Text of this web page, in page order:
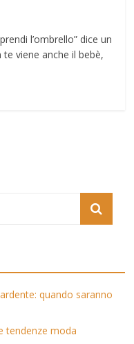
l’ombrello” dice un
viene anche il bebè,
quando saranno
tendenze moda